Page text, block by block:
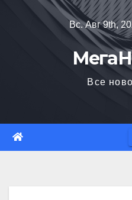
Вс. Авг 9th,
Все